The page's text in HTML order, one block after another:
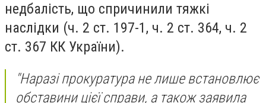
недбалість, що спричинили тяжкі
наслідки (ч. 2 ст. 197-1, ч. 2 ст. 364, ч. 2
ст. 367 КК України).
"Наразі прокуратура не лише встановлює
обставини цієї справи, а також заявила